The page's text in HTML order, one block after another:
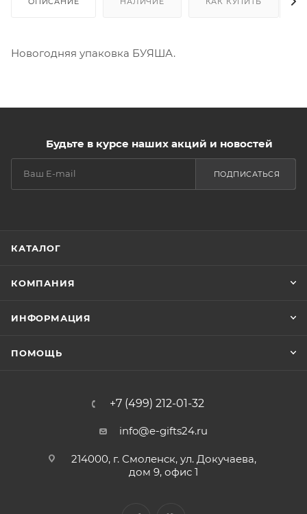
Новогодняя упаковка БУЯША.
Будьте в курсе наших акций и новостей
ПОДПИСАТЬСЯ
КАТАЛОГ
КОМПАНИЯ
ИНФОРМАЦИЯ
ПОМОЩЬ
+7 (499) 212-01-32
info@e-gifts24.ru
214000, г. Смоленск, ул. Докучаева,
дом 9, офис 1